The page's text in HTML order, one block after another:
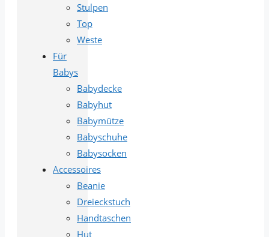
Stulpen
Top
Weste
Für
Babys
Babydecke
Babyhut
Babymütze
Babyschuhe
Babysocken
Accessoires
Beanie
Dreieckstuch
Handtaschen
Hut